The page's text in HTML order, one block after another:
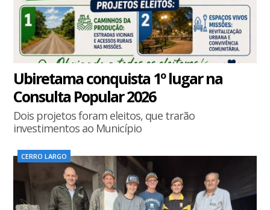
Ubiretama conquista 1º lugar na
Consulta Popular 2026
Dois projetos foram eleitos, que trarão
investimentos ao Município
CERRO LARGO